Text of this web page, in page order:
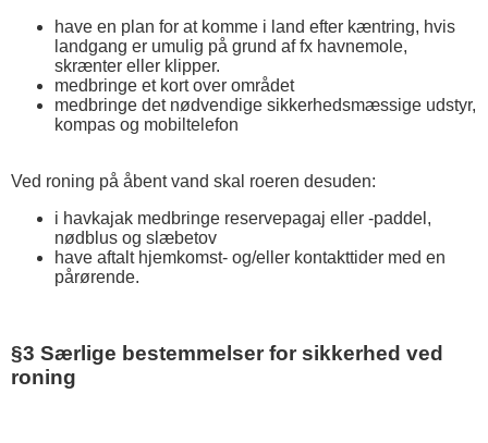
have en plan for at komme i land efter kæntring, hvis
landgang er umulig på grund af fx havnemole,
skrænter eller klipper.
medbringe et kort over området
medbringe det nødvendige sikkerhedsmæssige udstyr,
kompas og mobiltelefon
Ved roning på åbent vand skal roeren desuden:
i havkajak medbringe reservepagaj eller -paddel,
nødblus og slæbetov
have aftalt hjemkomst- og/eller kontakttider med en
pårørende.
§3 Særlige bestemmelser for sikkerhed ved
roning